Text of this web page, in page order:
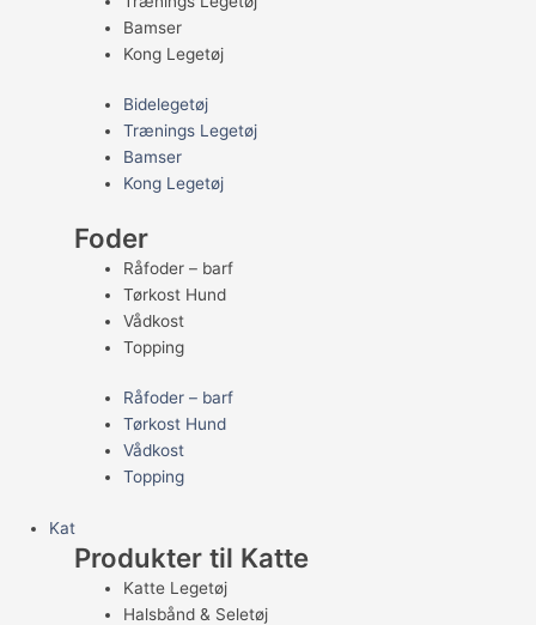
Bamser
Kong Legetøj
Bidelegetøj
Trænings Legetøj
Bamser
Kong Legetøj
Foder
Råfoder – barf
Tørkost Hund
Vådkost
Topping
Råfoder – barf
Tørkost Hund
Vådkost
Topping
Kat
Produkter til Katte
Katte Legetøj
Halsbånd & Seletøj